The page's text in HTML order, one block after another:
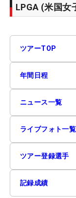
LPGA (米国女
ツアーTOP
年間日程
ニュース一覧
ライブフォト一覧
ツアー登録選手
記録成績